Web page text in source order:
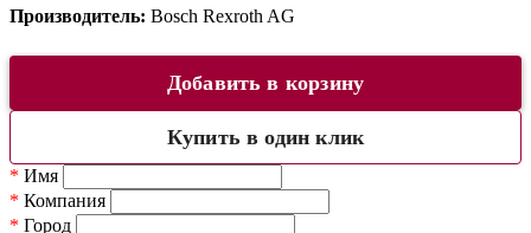
Производитель: Bosch Rexroth AG
Добавить в корзину
Купить в один клик
* Имя
* Компания
* Город